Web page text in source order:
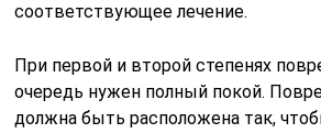
соответствующее лечение.
При первой и второй степенях
очередь нужен полный покой.
должна быть расположена так,